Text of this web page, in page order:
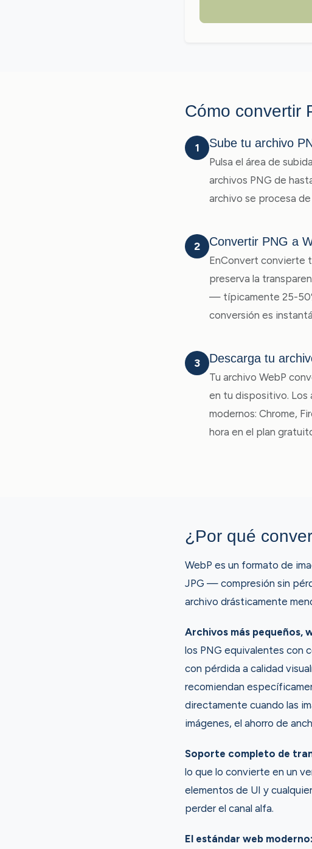
Cómo convertir
1 Sube tu archivo
Pulsa el área de
archivos PNG de
archivo se procesa
2 Convertir PNG a
EnConvert convierte
preserva la
— típicamente 25-
conversión es
3 Descarga tu
Tu archivo WebP
en tu dispositivo. Los
modernos: Chrome,
hora en el plan
¿Por qué
WebP es un formato de
JPG — compresión sin
archivo drásticamente
Archivos más pequeños,
los PNG equivalentes con
con pérdida a calidad
recomiendan
directamente cuando las
imágenes, el ahorro de
Soporte completo de
lo que lo convierte en un
elementos de UI y
perder el canal alfa.
El estándar web moderno: